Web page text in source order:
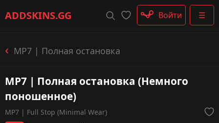
ADDSKINS.GG ☰
Пистолеты-пулемёты
Перчатки
Войти
MP7 | Полная остановка
MP7 | Полная остановка (Немного
поношенное)
MP7 | Full Stop (Minimal Wear)